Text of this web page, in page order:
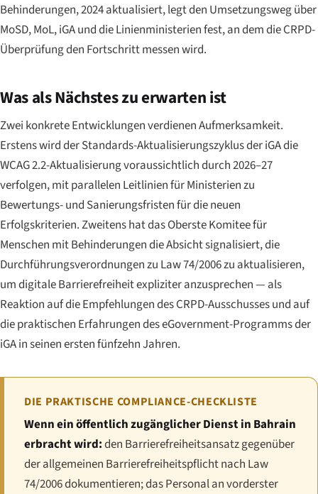
Behinderungen, 2024 aktualisiert, legt den Umsetzungsweg über
MoSD, MoL, iGA und die Linienministerien fest, an dem die CRPD-
Überprüfung den Fortschritt messen wird.
Was als Nächstes zu erwarten ist
Zwei konkrete Entwicklungen verdienen Aufmerksamkeit.
Erstens wird der Standards-Aktualisierungszyklus der iGA die
WCAG 2.2-Aktualisierung voraussichtlich durch 2026–27
verfolgen, mit parallelen Leitlinien für Ministerien zu
Bewertungs- und Sanierungsfristen für die neuen
Erfolgskriterien. Zweitens hat das Oberste Komitee für
Menschen mit Behinderungen die Absicht signalisiert, die
Durchführungsverordnungen zu Law 74/2006 zu aktualisieren,
um digitale Barrierefreiheit expliziter anzusprechen — als
Reaktion auf die Empfehlungen des CRPD-Ausschusses und auf
die praktischen Erfahrungen des eGovernment-Programms der
iGA in seinen ersten fünfzehn Jahren.
DIE PRAKTISCHE COMPLIANCE-CHECKLISTE
Wenn ein öffentlich zugänglicher Dienst in Bahrain
erbracht wird:den Barrierefreiheitsansatz gegenüber
der allgemeinen Barrierefreiheitspflicht nach Law
74/2006 dokumentieren; das Personal an vorderster